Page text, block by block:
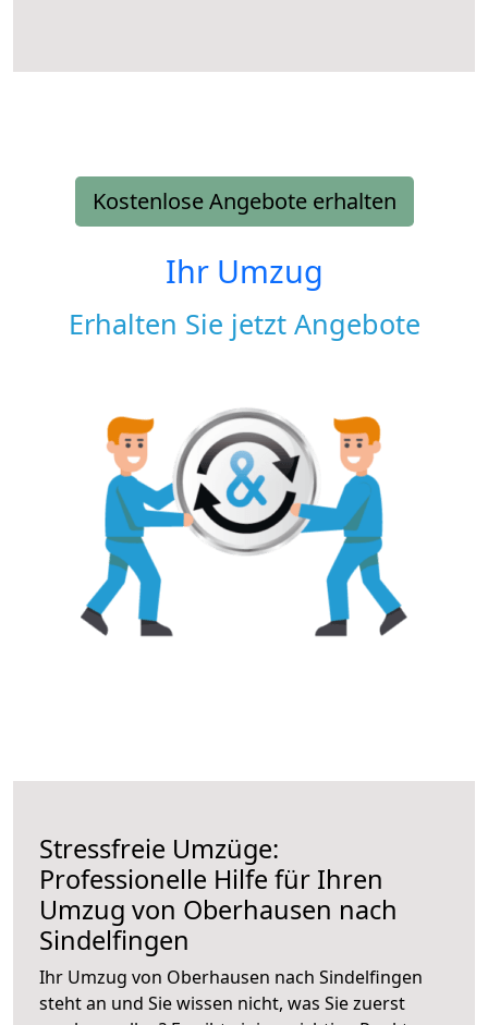
Kostenlose Angebote erhalten
Ihr Umzug
Erhalten Sie jetzt Angebote
Stressfreie Umzüge:
Professionelle Hilfe für Ihren
Umzug von Oberhausen nach
Sindelfingen
Ihr Umzug von Oberhausen nach Sindelfingen
steht an und Sie wissen nicht, was Sie zuerst